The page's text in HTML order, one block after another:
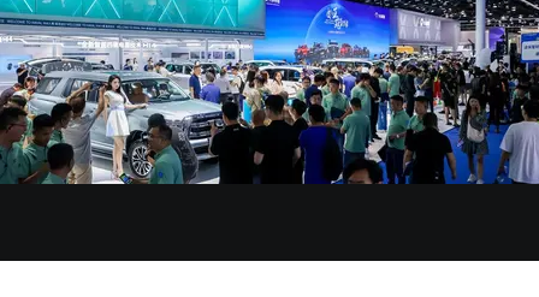
DARGO
от 3 199 000 ₽
DARGO X
от 3 499 000 ₽
Тест-драйв
Трейд-ин
КРЕДИТ И СТРАХОВАНИЕ
СЕРВИСНОЕ ОБСЛУЖИВАНИЕ
Нулевое ТО
Программа «Помощь на дороге»
Регламенты технического обслуживания
ПОДДЕРЖКА
О дилере
Наша команда
Контакты